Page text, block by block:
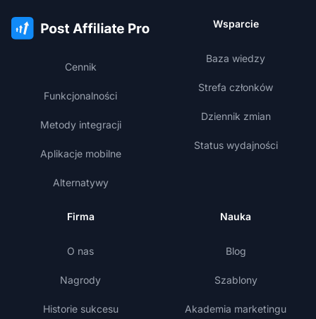
Cennik
Funkcjonalności
Metody integracji
Aplikacje mobilne
Alternatywy
Wsparcie
Baza wiedzy
Strefa członków
Dziennik zmian
Status wydajności
Firma
O nas
Nagrody
Historie sukcesu
Nauka
Blog
Szablony
Akademia marketingu